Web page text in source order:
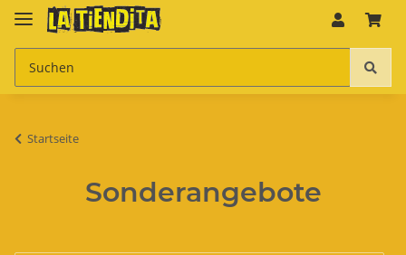
Startseite
Sonderangebote